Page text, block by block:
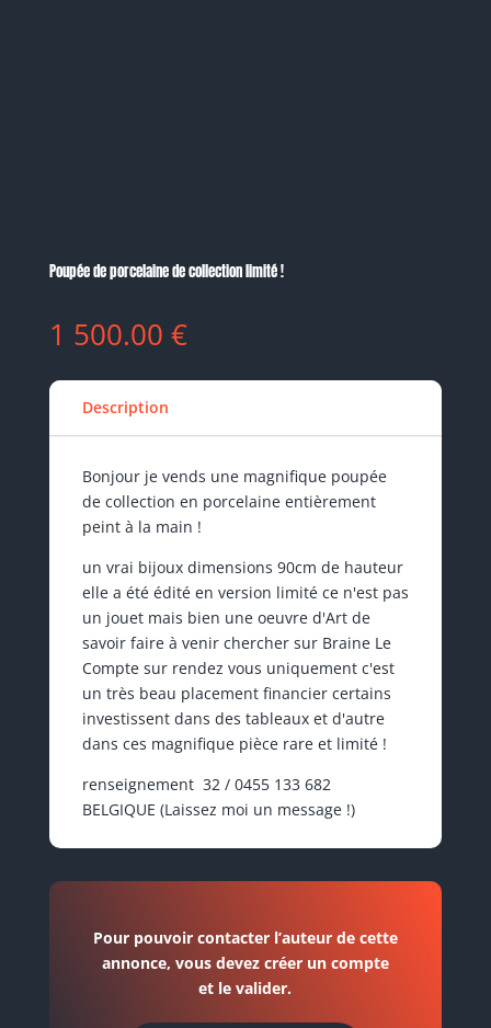
Poupée de porcelaine de collection limité !
1 500.00 €
Description
Bonjour je vends une magnifique poupée
de collection en porcelaine entièrement
peint à la main !
un vrai bijoux dimensions 90cm de hauteur
elle a été édité en version limité ce n'est pas
un jouet mais bien une oeuvre d'Art de
savoir faire à venir chercher sur Braine Le
Compte sur rendez vous uniquement c'est
un très beau placement financier certains
investissent dans des tableaux et d'autre
dans ces magnifique pièce rare et limité !
renseignement 32 / 0455 133 682
BELGIQUE (Laissez moi un message !)
Pour pouvoir contacter l’auteur de cette
annonce, vous devez créer un compte
et le valider.